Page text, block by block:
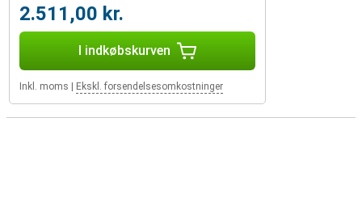
2.511,00 kr.
I indkøbskurven
Inkl. moms Ekskl. forsendelsesomkostninger